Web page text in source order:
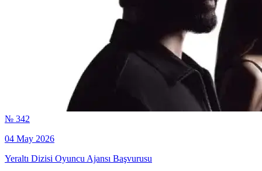
№ 342
04 May 2026
Yeraltı Dizisi Oyuncu Ajansı Başvurusu